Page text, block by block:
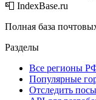
📮 IndexBase.ru
Полная база
Разделы
Все регионы
Популярные
Отследить